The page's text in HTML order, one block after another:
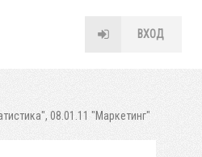
ВХОД
08.01.11 "Маркетинг"